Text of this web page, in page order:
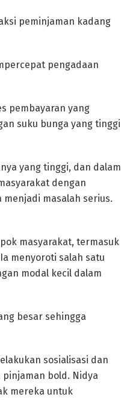
peminjaman kadang
pengadaan
pembayaran yang
suku bunga yang tinggi
yang tinggi, dan dalam
dengan
masalah serius.
masyarakat, termasuk
menyoroti salah satu
modal kecil dalam
besar sehingga
sosialisasi dan
bold. Nidya
mereka untuk